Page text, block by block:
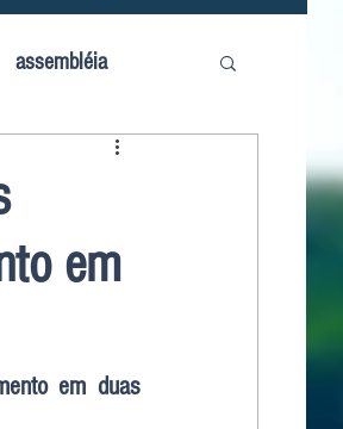
assembléia
em
em duas